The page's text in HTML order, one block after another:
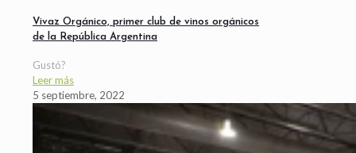
Vivaz Orgánico, primer club de vinos orgánicos
de la República Argentina
Gustó?
Leer más
5 septiembre, 2022